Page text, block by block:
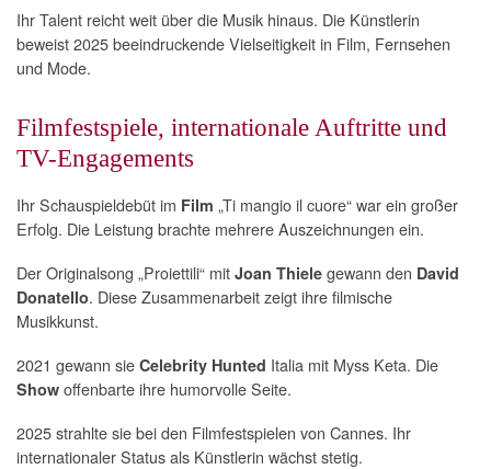
Ihr Talent reicht weit über die Musik hinaus. Die Künstlerin
beweist 2025 beeindruckende Vielseitigkeit in Film, Fernsehen
und Mode.
Filmfestspiele, internationale Auftritte und
TV-Engagements
Ihr Schauspieldebüt im Film „Ti mangio il cuore“ war ein großer
Erfolg. Die Leistung brachte mehrere Auszeichnungen ein.
Der Originalsong „Proiettili“ mit Joan Thiele gewann den David
Donatello. Diese Zusammenarbeit zeigt ihre filmische
Musikkunst.
2021 gewann sie Celebrity Hunted Italia mit Myss Keta. Die
Show offenbarte ihre humorvolle Seite.
2025 strahlte sie bei den Filmfestspielen von Cannes. Ihr
internationaler Status als Künstlerin wächst stetig.